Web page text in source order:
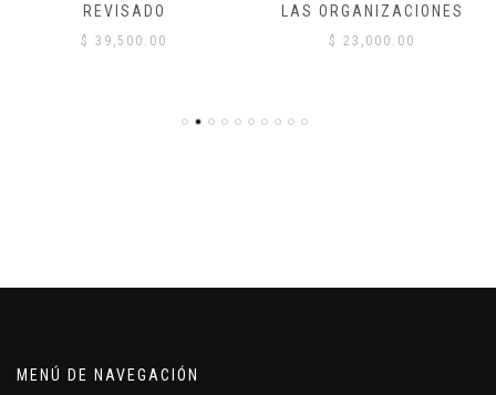
REVISADO
$ 39,500.00
LAS ORGANIZACIONES
$ 23,000.00
MENÚ DE NAVEGACIÓN